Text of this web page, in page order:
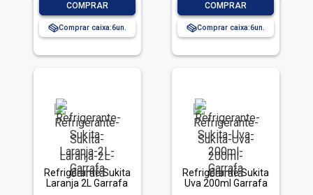
COMPRAR
Comprar caixa:6
COMPRAR
Comprar caixa:6
Refrigerante Sukita
Laranja 2L Garrafa
Refrigerante Sukita
Uva 200ml Garrafa